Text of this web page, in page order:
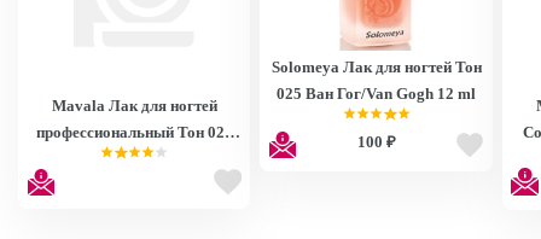
Mavala Лак для ногтей
профессиональный Тон 022
Женева/Geneve 92722N
Solomeya Лак для ногтей Тон
025 Ван Гог/Van Gogh 12 ml
100 ₽